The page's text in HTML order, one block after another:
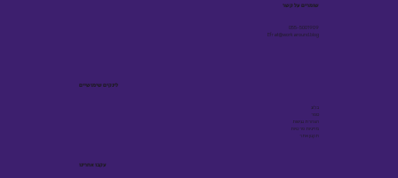
שומרים על קשר
055-5001909
Efrat@workaround.blog
לינקים שימושיים
בלוג
ספר
הצהרת נגישות
מדיניות פרטיות
תקנון אתר
עקבו אחרינו